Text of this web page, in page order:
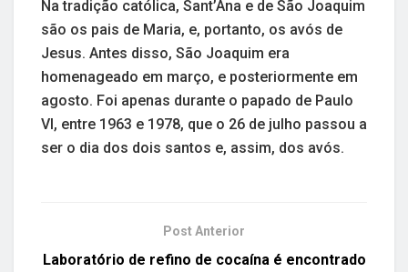
Na tradição católica, Sant’Ana e de São Joaquim
são os pais de Maria, e, portanto, os avós de
Jesus. Antes disso, São Joaquim era
homenageado em março, e posteriormente em
agosto. Foi apenas durante o papado de Paulo
VI, entre 1963 e 1978, que o 26 de julho passou a
ser o dia dos dois santos e, assim, dos avós.
Post Anterior
Laboratório de refino de cocaína é encontrado